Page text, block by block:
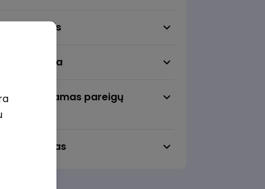
Darbo sritis
Darbo vieta
Pageidaujamas pareigų
Darbo laikas